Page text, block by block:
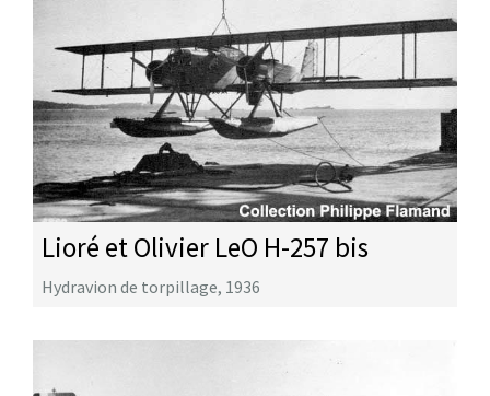
Lioré et Olivier LeO H-257 bis
Hydravion de torpillage, 1936